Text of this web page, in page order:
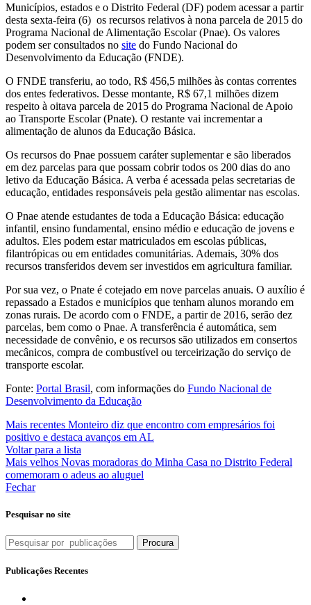
Municípios, estados e o Distrito Federal (DF) podem acessar a partir
desta sexta-feira (6) os recursos relativos à nona parcela de 2015 do
Programa Nacional de Alimentação Escolar (Pnae). Os valores
podem ser consultados no site do Fundo Nacional do
Desenvolvimento da Educação (FNDE).
O FNDE transferiu, ao todo, R$ 456,5 milhões às contas correntes
dos entes federativos. Desse montante, R$ 67,1 milhões dizem
respeito à oitava parcela de 2015 do Programa Nacional de Apoio
ao Transporte Escolar (Pnate). O restante vai incrementar a
alimentação de alunos da Educação Básica.
Os recursos do Pnae possuem caráter suplementar e são liberados
em dez parcelas para que possam cobrir todos os 200 dias do ano
letivo da Educação Básica. A verba é acessada pelas secretarias de
educação, entidades responsáveis pela gestão alimentar nas escolas.
O Pnae atende estudantes de toda a Educação Básica: educação
infantil, ensino fundamental, ensino médio e educação de jovens e
adultos. Eles podem estar matriculados em escolas públicas,
filantrópicas ou em entidades comunitárias. Ademais, 30% dos
recursos transferidos devem ser investidos em agricultura familiar.
Por sua vez, o Pnate é cotejado em nove parcelas anuais. O auxílio é
repassado a Estados e municípios que tenham alunos morando em
zonas rurais. De acordo com o FNDE, a partir de 2016, serão dez
parcelas, bem como o Pnae. A transferência é automática, sem
necessidade de convênio, e os recursos são utilizados em consertos
mecânicos, compra de combustível ou terceirização do serviço de
transporte escolar.
Fonte: Portal Brasil, com informações do Fundo Nacional de
Desenvolvimento da Educação
Mais recentes Monteiro diz que encontro com empresários foi
positivo e destaca avanços em AL
Voltar para a lista
Mais velhos Novas moradoras do Minha Casa no Distrito Federal
comemoram o adeus ao aluguel
Fechar
Pesquisar no site
Procura
Publicações Recentes